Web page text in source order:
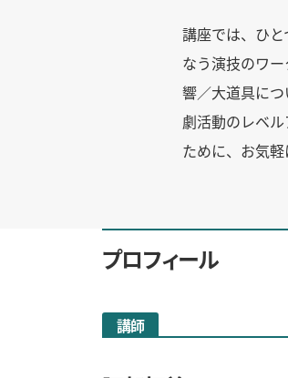
講座では、ひ
なう演技のワ
響／大道具に
劇活動のレベ
ために、お気軽
プロフィール
講師